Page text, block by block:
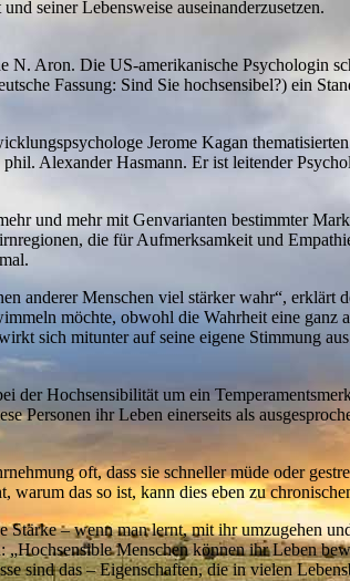
seiner Lebensweise auseinanderzusetzen.
N. Aron. Die US-amerikanische Psychologin
Fassung: Sind Sie hochsensibel?) ein
Jerome Kagan
Alexander Hasmann. Er ist leitender
und mehr mit Genvarianten bestimmter
die für Aufmerksamkeit und
anderer Menschen viel stärker wahr“, erklärt
möchte, obwohl die Wahrheit eine ganz
sich mitunter auf seine eigene Stimmung
der Hochsensibilität um ein
Personen ihr Leben einerseits als
oft, dass sie schneller müde oder
warum das so ist, kann dies eben zu
– wenn man lernt, mit ihr umzugehen
Menschen können ihr Leben
sind das – Eigenschaften, die in vielen